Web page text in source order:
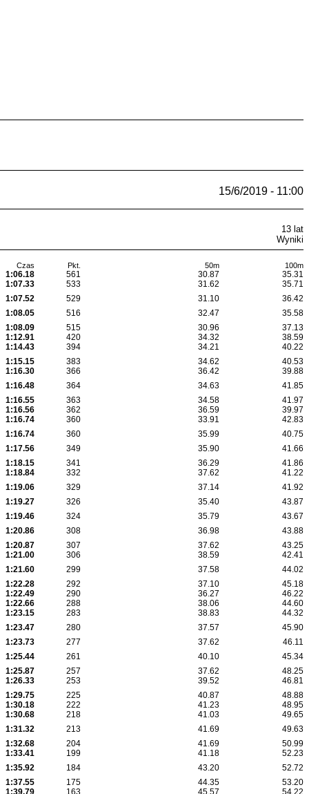
15/6/2019 - 11:00
13 lat
Wyniki
Czas Pkt. 50m 100m
1:06.18 561 30.87
35.31
1:07.33
533 31.62
35.71
1:07.52
529 31.10
36.42
1:08.05
516 32.47
35.58
1:08.09
515 30.96
37.13
1:12.91
420 34.32
38.59
1:14.43
394 34.21
40.22
1:15.15
383 34.62
40.53
1:16.30
366 36.42
39.88
1:16.48
364 34.63
41.85
1:16.55
363 34.58
41.97
1:16.56
362 36.59
39.97
1:16.74
360 33.91
42.83
1:16.74
360 35.99
40.75
1:17.56
349 35.90
41.66
1:18.15
341 36.29
41.86
1:18.84
332 37.62
41.22
1:19.06
329 37.14
41.92
1:19.27
326 35.40
43.87
1:19.46
324 35.79
43.67
1:20.86
308 36.98
43.88
1:20.87
307 37.62
43.25
1:21.00
306 38.59
42.41
1:21.60
299 37.58
44.02
1:22.28
292 37.10
45.18
1:22.49
290 36.27
46.22
1:22.66
288 38.06
44.60
1:23.15
283 38.83
44.32
1:23.47
280 37.57
45.90
1:23.73
277 37.62
46.11
1:25.44
261 40.10
45.34
1:25.87
257 37.62
48.25
1:26.33
253 39.52
46.81
1:29.75
225 40.87
48.88
1:30.18
222 41.23
48.95
1:30.68
218 41.03
49.65
1:31.32
213 41.69
49.63
1:32.68
204 41.69
50.99
1:33.41
199 41.18
52.23
1:35.92
184 43.20
52.72
1:37.55
175 44.35
53.20
1:39.79
163 45.57
54.22